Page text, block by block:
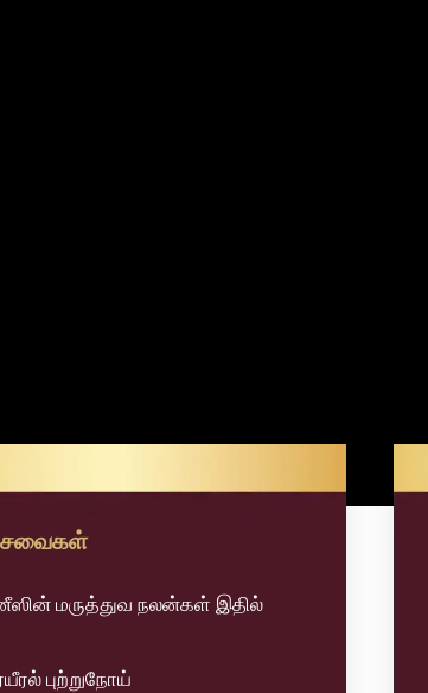
மருத்துவ நலன்கள் இதில்
புற்றுநோய்